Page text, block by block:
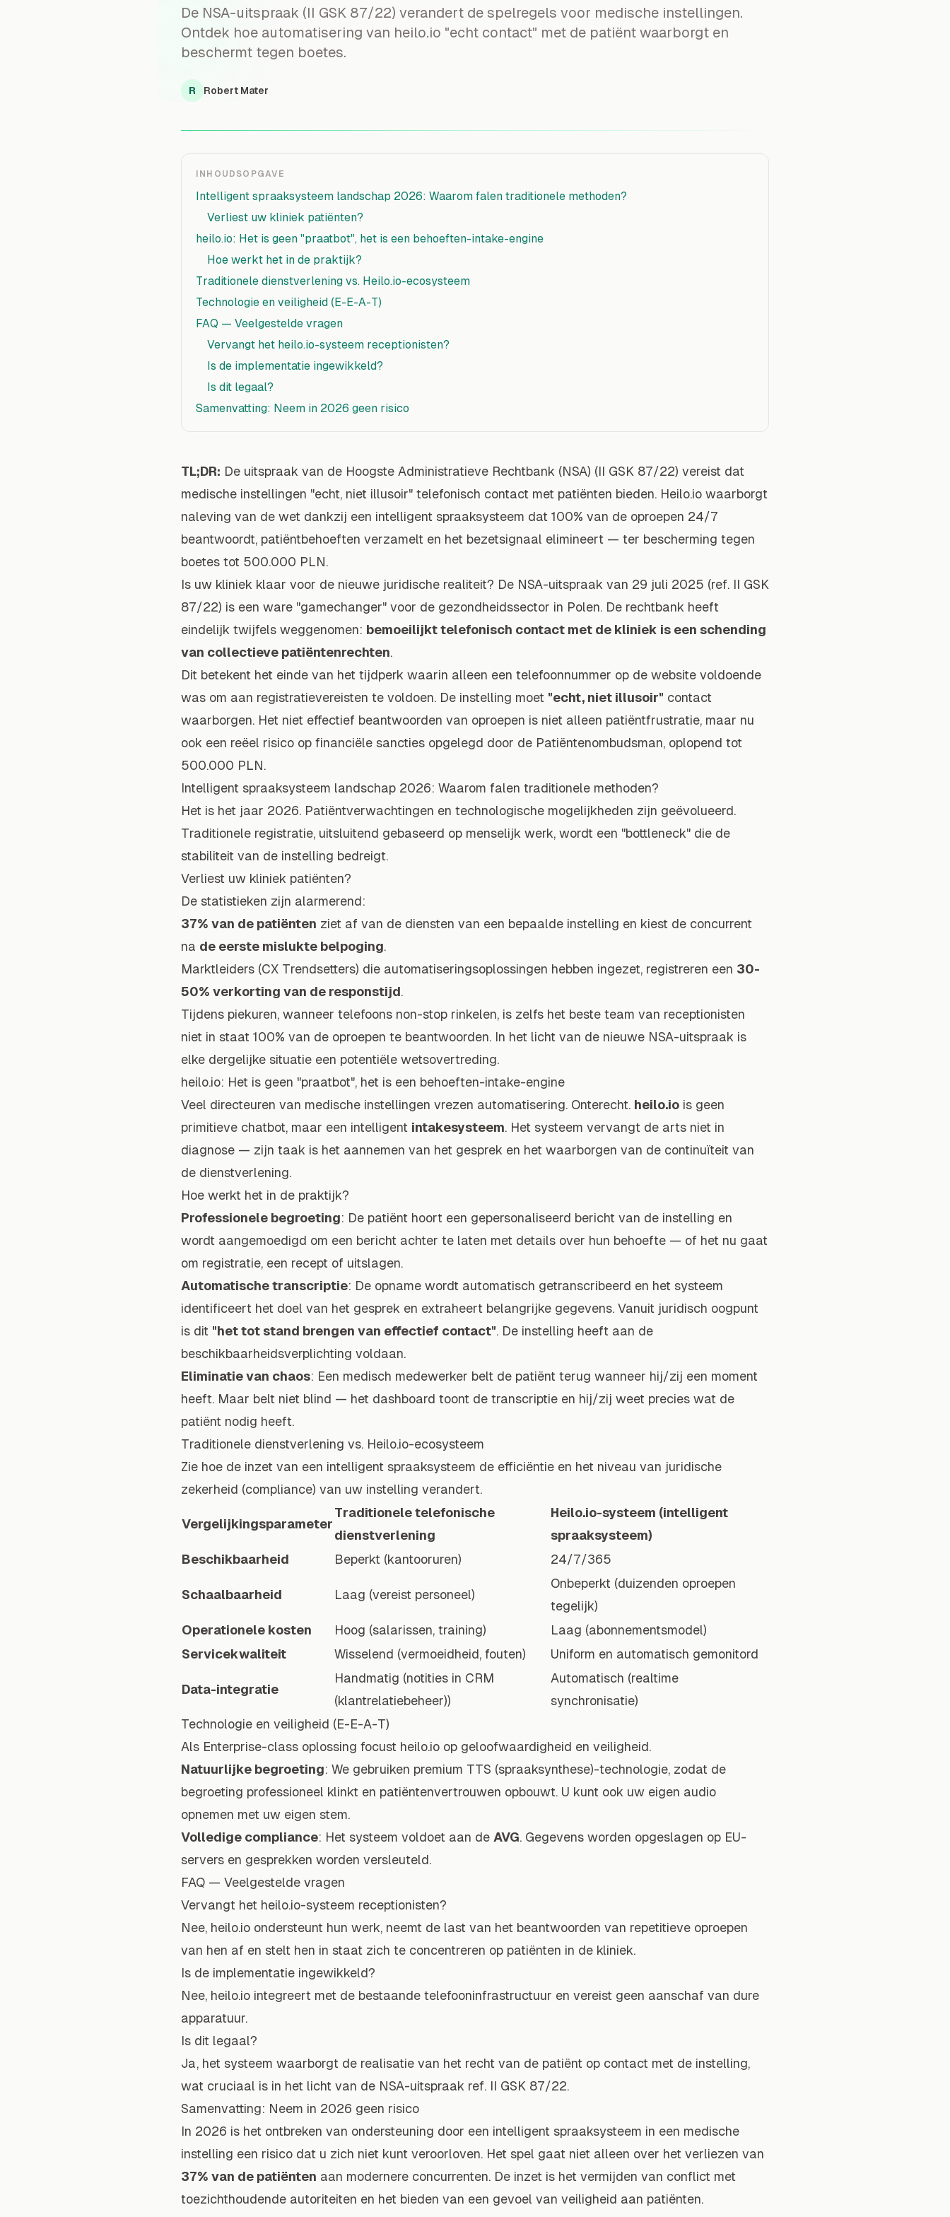
De NSA-uitspraak (II GSK 87/22) verandert de spelregels voor medische instellingen.
Ontdek hoe automatisering van heilo.io "echt contact" met de patiënt waarborgt en
beschermt tegen boetes.
R Robert Mater
INHOUDSOPGAVE
Intelligent spraaksysteem landschap 2026: Waarom falen traditionele methoden?
Verliest uw kliniek patiënten?
heilo.io: Het is geen "praatbot", het is een behoeften-intake-engine
Hoe werkt het in de praktijk?
Traditionele dienstverlening vs. Heilo.io-ecosysteem
Technologie en veiligheid (E-E-A-T)
FAQ — Veelgestelde vragen
Vervangt het heilo.io-systeem receptionisten?
Is de implementatie ingewikkeld?
Is dit legaal?
Samenvatting: Neem in 2026 geen risico
TL;DR: De uitspraak van de Hoogste Administratieve Rechtbank (NSA) (II GSK 87/22) vereist dat
medische instellingen "echt, niet illusoir" telefonisch contact met patiënten bieden. Heilo.io waarborgt
naleving van de wet dankzij een intelligent spraaksysteem dat 100% van de oproepen 24/7
beantwoordt, patiëntbehoeften verzamelt en het bezetsignaal elimineert — ter bescherming tegen
boetes tot 500.000 PLN.
Is uw kliniek klaar voor de nieuwe juridische realiteit? De NSA-uitspraak van 29 juli 2025 (ref. II GSK
87/22) is een ware "gamechanger" voor de gezondheidssector in Polen. De rechtbank heeft
eindelijk twijfels weggenomen: bemoeilijkt telefonisch contact met de kliniek is een schending
van collectieve patiëntenrechten.
Dit betekent het einde van het tijdperk waarin alleen een telefoonnummer op de website voldoende
was om aan registratievereisten te voldoen. De instelling moet "echt, niet illusoir" contact
waarborgen. Het niet effectief beantwoorden van oproepen is niet alleen patiëntfrustratie, maar nu
ook een reëel risico op financiële sancties opgelegd door de Patiëntenombudsman, oplopend tot
500.000 PLN.
Intelligent spraaksysteem landschap 2026: Waarom falen traditionele methoden?
Het is het jaar 2026. Patiëntverwachtingen en technologische mogelijkheden zijn geëvolueerd.
Traditionele registratie, uitsluitend gebaseerd op menselijk werk, wordt een "bottleneck" die de
stabiliteit van de instelling bedreigt.
Verliest uw kliniek patiënten?
De statistieken zijn alarmerend:
37% van de patiënten ziet af van de diensten van een bepaalde instelling en kiest de concurrent
na de eerste mislukte belpoging.
Marktleiders (CX Trendsetters) die automatiseringsoplossingen hebben ingezet, registreren een 30-
50% verkorting van de responstijd.
Tijdens piekuren, wanneer telefoons non-stop rinkelen, is zelfs het beste team van receptionisten
niet in staat 100% van de oproepen te beantwoorden. In het licht van de nieuwe NSA-uitspraak is
elke dergelijke situatie een potentiële wetsovertreding.
heilo.io: Het is geen "praatbot", het is een behoeften-intake-engine
Veel directeuren van medische instellingen vrezen automatisering. Onterecht. heilo.io is geen
primitieve chatbot, maar een intelligent intakesysteem. Het systeem vervangt de arts niet in
diagnose — zijn taak is het aannemen van het gesprek en het waarborgen van de continuïteit van
de dienstverlening.
Hoe werkt het in de praktijk?
Professionele begroeting: De patiënt hoort een gepersonaliseerd bericht van de instelling en
wordt aangemoedigd om een bericht achter te laten met details over hun behoefte — of het nu gaat
om registratie, een recept of uitslagen.
Automatische transcriptie: De opname wordt automatisch getranscribeerd en het systeem
identificeert het doel van het gesprek en extraheert belangrijke gegevens. Vanuit juridisch oogpunt
is dit "het tot stand brengen van effectief contact". De instelling heeft aan de
beschikbaarheidsverplichting voldaan.
Eliminatie van chaos: Een medisch medewerker belt de patiënt terug wanneer hij/zij een moment
heeft. Maar belt niet blind — het dashboard toont de transcriptie en hij/zij weet precies wat de
patiënt nodig heeft.
Traditionele dienstverlening vs. Heilo.io-ecosysteem
Zie hoe de inzet van een intelligent spraaksysteem de efficiëntie en het niveau van juridische
zekerheid (compliance) van uw instelling verandert.
Vergelijkingsparameter
Traditionele telefonische
dienstverlening
Heilo.io-systeem (intelligent
spraaksysteem)
Beschikbaarheid
Beperkt (kantooruren) 24/7/365
Schaalbaarheid Laag (vereist personeel)
Onbeperkt (duizenden oproepen
tegelijk)
Operationele kosten
Hoog (salarissen, training)
Laag (abonnementsmodel)
Servicekwaliteit
Wisselend (vermoeidheid, fouten) Uniform en automatisch gemonitord
Data-integratie
Handmatig (notities in CRM
(klantrelatiebeheer))
Automatisch (realtime
synchronisatie)
Technologie en veiligheid (E-E-A-T)
Als Enterprise-class oplossing focust heilo.io op geloofwaardigheid en veiligheid.
Natuurlijke begroeting: We gebruiken premium TTS (spraaksynthese)-technologie, zodat de
begroeting professioneel klinkt en patiëntenvertrouwen opbouwt. U kunt ook uw eigen audio
opnemen met uw eigen stem.
Volledige compliance: Het systeem voldoet aan de AVG. Gegevens worden opgeslagen op EU-
servers en gesprekken worden versleuteld.
FAQ — Veelgestelde vragen
Vervangt het heilo.io-systeem receptionisten?
Nee, heilo.io ondersteunt hun werk, neemt de last van het beantwoorden van repetitieve oproepen
van hen af en stelt hen in staat zich te concentreren op patiënten in de kliniek.
Is de implementatie ingewikkeld?
Nee, heilo.io integreert met de bestaande telefooninfrastructuur en vereist geen aanschaf van dure
apparatuur.
Is dit legaal?
Ja, het systeem waarborgt de realisatie van het recht van de patiënt op contact met de instelling,
wat cruciaal is in het licht van de NSA-uitspraak ref. II GSK 87/22.
Samenvatting: Neem in 2026 geen risico
In 2026 is het ontbreken van ondersteuning door een intelligent spraaksysteem in een medische
instelling een risico dat u zich niet kunt veroorloven. Het spel gaat niet alleen over het verliezen van
37% van de patiënten aan modernere concurrenten. De inzet is het vermijden van conflict met
toezichthoudende autoriteiten en het bieden van een gevoel van veiligheid aan patiënten.